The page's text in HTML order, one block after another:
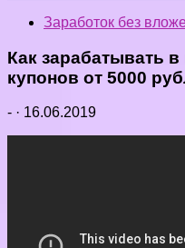
Заработок без
Как зарабатывать
купонов от 5000
- · 16.06.2019